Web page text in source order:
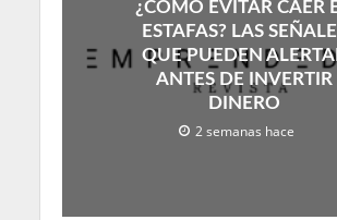
¿CÓMO EVITAR CAER
ESTAFAS? LAS
QUE PUEDEN
ANTES DE INVERTIR
DINERO
2 semanas hace